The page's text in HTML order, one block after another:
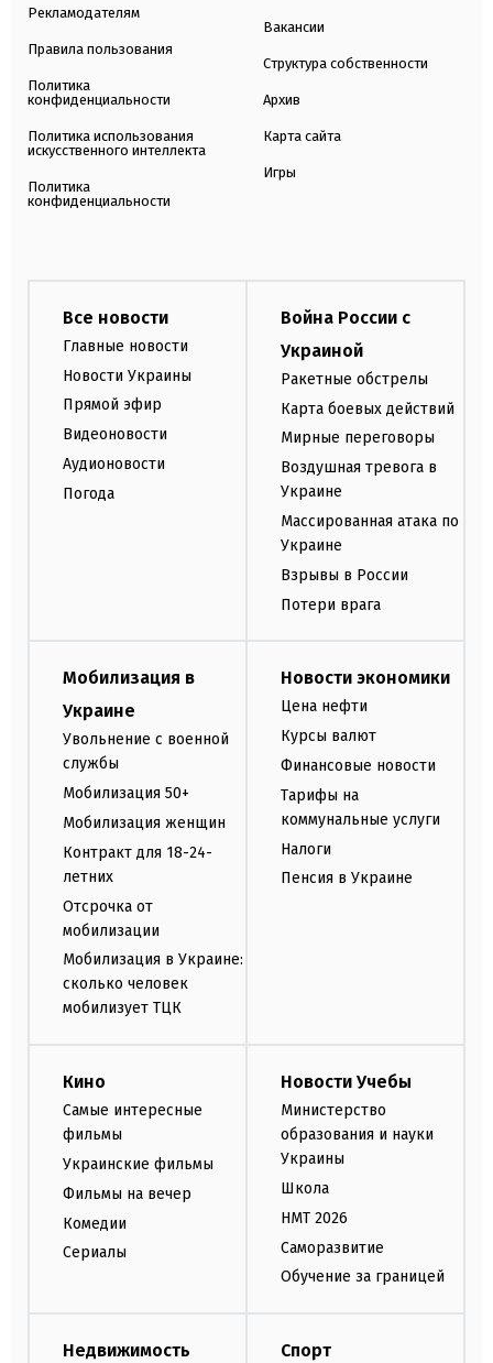
Рекламодателям
Правила пользования
Политика
конфиденциальности
Политика использования
искусственного интеллекта
Политика
конфиденциальности
Вакансии
Структура собственности
Архив
Карта сайта
Игры
Все новости
Главные новости
Новости Украины
Прямой эфир
Видеоновости
Аудионовости
Погода
Война России с
Украиной
Ракетные обстрелы
Карта боевых действий
Мирные переговоры
Воздушная тревога в
Украине
Массированная атака по
Украине
Взрывы в России
Потери врага
Мобилизация в
Украине
Увольнение с военной
службы
Мобилизация 50+
Мобилизация женщин
Контракт для 18-24-
летних
Отсрочка от
мобилизации
Мобилизация в Украине:
сколько человек
мобилизует ТЦК
Новости экономики
Цена нефти
Курсы валют
Финансовые новости
Тарифы на
коммунальные услуги
Налоги
Пенсия в Украине
Кино
Самые интересные
фильмы
Украинские фильмы
Фильмы на вечер
Комедии
Сериалы
Новости Учебы
Министерство
образования и науки
Украины
Школа
НМТ 2026
Саморазвитие
Обучение за границей
Недвижимость Спорт